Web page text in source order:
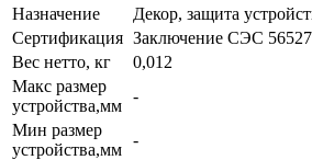
Назначение
Декор, защита
Сертификация Заключение СЭС
Вес нетто, кг
0,012
Макс размер
устройства,мм
-
Мин размер
устройства,мм
-